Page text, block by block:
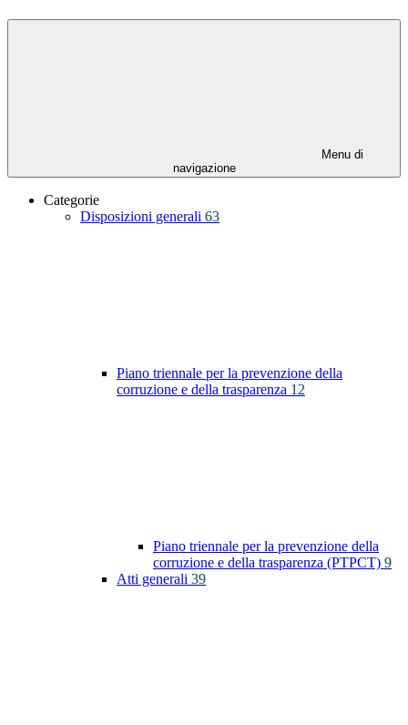
Menu di
navigazione
Categorie
Disposizioni generali 63
Piano triennale per la prevenzione della
corruzione e della trasparenza 12
Piano triennale per la prevenzione della
corruzione e della trasparenza (PTPCT) 9
Atti generali 39